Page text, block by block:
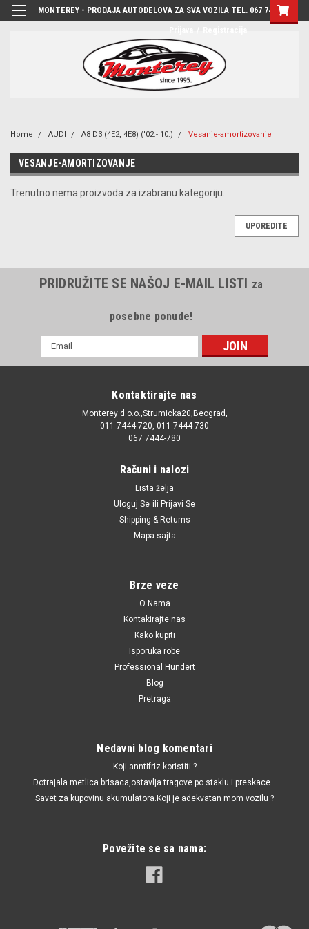
MONTEREY - PRODAJA AUTODELOVA ZA SVA VOZILA TEL. 067 7444-780
Home AUDI A8 D3 (4E2, 4E8) ('02.-'10.) Vesanje-amortizovanje
VESANJE-AMORTIZOVANJE
Trenutno nema proizvoda za izabranu kategoriju.
UPOREDITE
PRIDRUŽITE SE NAŠOJ E-MAIL LISTI za
posebne ponude!
mail
Kontaktirajte nas
Monterey d.o.o.,Strumicka20,Beograd,
011 7444-720, 011 7444-730
067 7444-780
Računi i nalozi
Lista želja
Uloguj Se ili Prijavi Se
Shipping & Returns
Mapa sajta
Brze veze
O Nama
Kontakirajte nas
Kako kupiti
Isporuka robe
Professional Hundert
Blog
Pretraga
Nedavni blog komentari
Koji anntifriz koristiti ?
Dotrajala metlica brisaca,ostavlja tragove po staklu i preskace...
Savet za kupovinu akumulatora.Koji je adekvatan mom vozilu ?
Povežite se sa nama: